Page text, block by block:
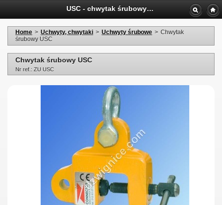
USC - chwytak śrubowy do podnoszenia, ciągnięcia, obracania blach, elementów konstrukcyji stalowych
Home > Uchwyty, chwytaki > Uchwyty śrubowe > Chwytak
śrubowy USC
Chwytak śrubowy USC
Nr ref.: ZU USC